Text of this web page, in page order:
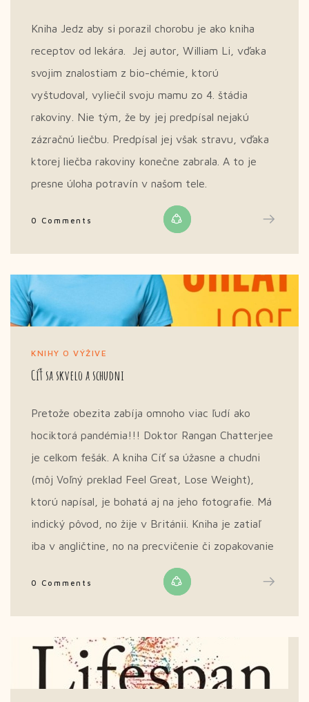
Kniha Jedz aby si porazil chorobu je ako kniha
receptov od lekára. Jej autor, William Li, vďaka
svojim znalostiam z bio-chémie, ktorú
vyštudoval, vyliečil svoju mamu zo 4. štádia
rakoviny. Nie tým, že by jej predpísal nejakú
zázračnú liečbu. Predpísal jej však stravu, vďaka
ktorej liečba rakoviny konečne zabrala. A to je
presne úloha potravín v našom tele.
0 Comments
KNIHY O VÝŽIVE
Cíť sa skvelo a schudni
Pretože obezita zabíja omnoho viac ľudí ako
hociktorá pandémia!!! Doktor Rangan Chatterjee
je celkom fešák. A kniha Cíť sa úžasne a chudni
(môj Voľný preklad Feel Great, Lose Weight),
ktorú napísal, je bohatá aj na jeho fotografie. Má
indický pôvod, no žije v Británii. Kniha je zatiaľ
iba v angličtine, no na precvičenie či zopakovanie
0 Comments